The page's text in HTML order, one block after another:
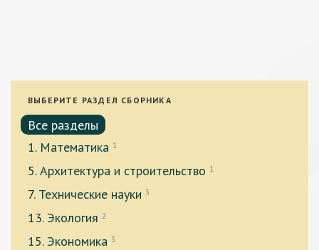
ВЫБЕРИТЕ РАЗДЕЛ СБОРНИКА
Все разделы
1. Математика 1
5. Архитектура и строительство 1
7. Технические науки 3
13. Экология 2
15. Экономика 3